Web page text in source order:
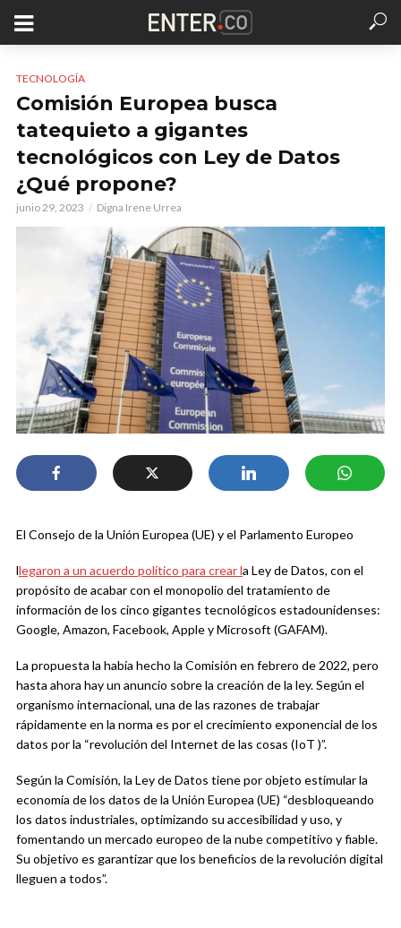
TECNOLOGÍA
Comisión Europea busca
tatequieto a gigantes
tecnológicos con Ley de Datos
¿Qué propone?
junio 29, 2023 Digna Irene Urrea
El Consejo de la Unión Europea (UE) y el Parlamento Europeo
llegaron a un acuerdo político para crear la Ley de Datos, con el
propósito de acabar con el monopolio del tratamiento de
información de los cinco gigantes tecnológicos estadounidenses:
Google, Amazon, Facebook, Apple y Microsoft (GAFAM).
La propuesta la había hecho la Comisión en febrero de 2022, pero
hasta ahora hay un anuncio sobre la creación de la ley. Según el
organismo internacional, una de las razones de trabajar
rápidamente en la norma es por el crecimiento exponencial de los
datos por la “revolución del Internet de las cosas (IoT )”.
Según la Comisión, la Ley de Datos tiene por objeto estimular la
economía de los datos de la Unión Europea (UE) “desbloqueando
los datos industriales, optimizando su accesibilidad y uso, y
fomentando un mercado europeo de la nube competitivo y fiable.
Su objetivo es garantizar que los beneficios de la revolución digital
lleguen a todos”.